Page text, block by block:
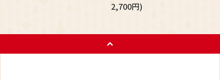
2,700円)